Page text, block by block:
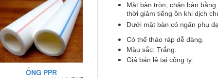
ỐNG PPR
Mặt bàn tròn, chân bàn
thời giảm tiếng ồn khi dịch
Dưới mặt bàn có ngăn phụ
Có thể tháo ráp dễ dàng.
Màu sắc: Trắng.
Giá bán lẻ tại công ty.